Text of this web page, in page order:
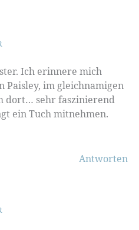
Ich erinnere mich
Paisley, im gleichnamigen
dort… sehr faszinierend
ein Tuch mitnehmen.
Antworten